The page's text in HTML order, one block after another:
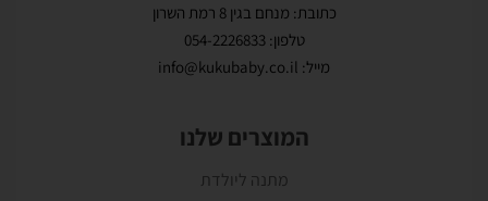
כתובת: מנחם בגין 8 רמת השרון
טלפון: 054-2226833
מייל: info@kukubaby.co.il
המוצרים שלנו
מתנה ליולדת